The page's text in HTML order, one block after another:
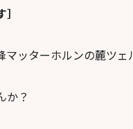
ッターホルンの麓ツェ
か？